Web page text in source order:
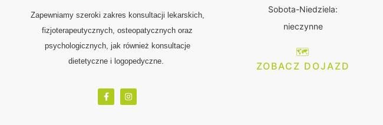
Zapewniamy szeroki zakres konsultacji lekarskich,
fizjoterapeutycznych, osteopatycznych oraz
psychologicznych, jak również konsultacje
dietetyczne i logopedyczne.
Sobota-Niedziela:
nieczynne
🗺️
ZOBACZ DOJAZD